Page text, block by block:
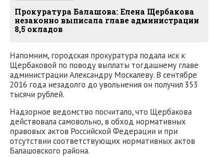
Прокуратура Балашова: Елена Щербакова
незаконно выписала главе администрации
8,5 окладов
Напомним, городская прокуратура подала иск к
Щербаковой по поводу выплаты тогдашнему главе
администрации Александру Москалеву. В сентябре
2016 года незадолго до увольнения он получил 353
тысячи рублей.
Надзорное ведомство посчитало, что Щербакова
действовала самовольно, в обход нормативных
правовых актов Российской Федерации и при
отсутствии соответствующих нормативных актов
Балашовского района.